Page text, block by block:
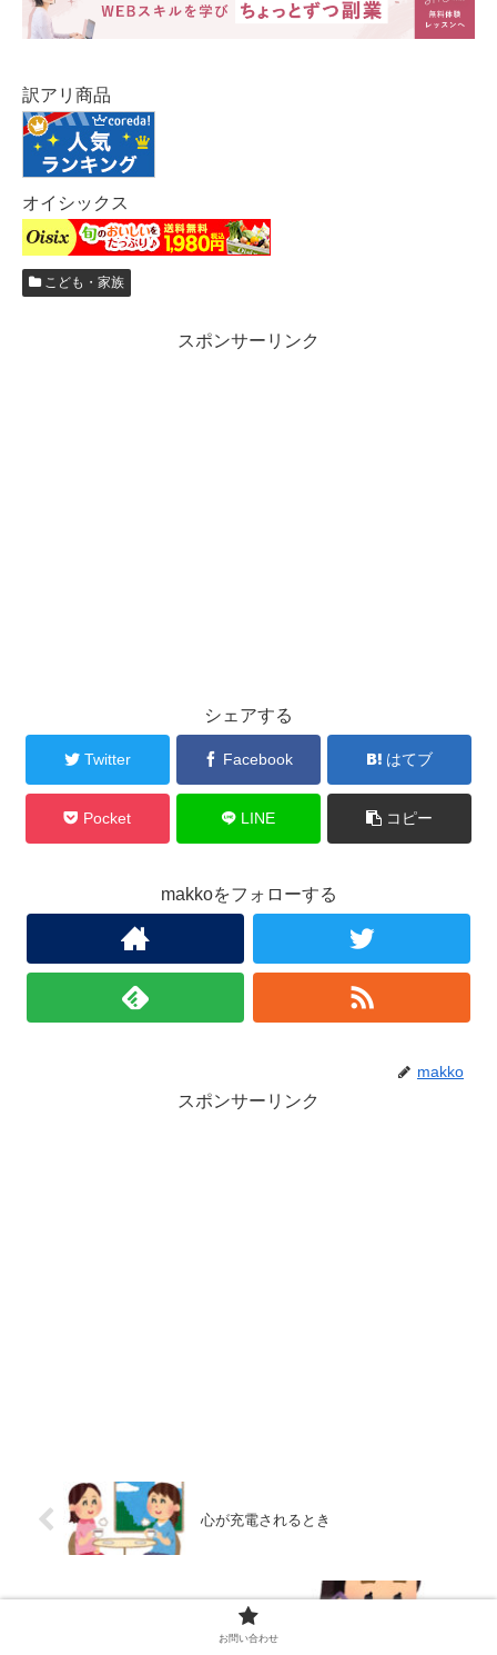
訳アリ商品
オイシックス
こども・家族
スポンサーリンク
シェアする
Twitter Facebook はてブ
Pocket LINE コピー
makkoをフォローする
makko
スポンサーリンク
心が充電されるとき
こどものことはいつまでもいろいろある
お問い合わせ